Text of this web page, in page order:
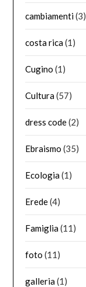
cambiamenti(3)
costa rica(1)
Cugino (1)
Cultura(57)
dress code(2)
Ebraismo (35)
Ecologia(1)
Erede(4)
Famiglia(11)
foto (11)
galleria(1)